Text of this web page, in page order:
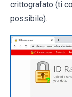
crittografato (ti
possibile).